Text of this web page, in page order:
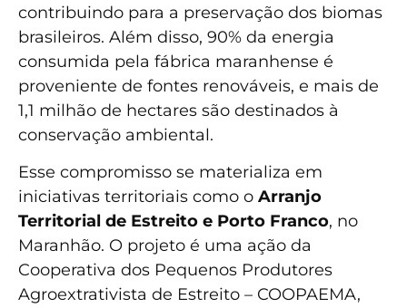
contribuindo para a preservação dos biomas
brasileiros. Além disso, 90% da energia
consumida pela fábrica maranhense é
proveniente de fontes renováveis, e mais de
1,1 milhão de hectares são destinados à
conservação ambiental.
Esse compromisso se materializa em
iniciativas territoriais como o Arranjo
Territorial de Estreito e Porto Franco, no
Maranhão. O projeto é uma ação da
Cooperativa dos Pequenos Produtores
Agroextrativista de Estreito – COOPAEMA,